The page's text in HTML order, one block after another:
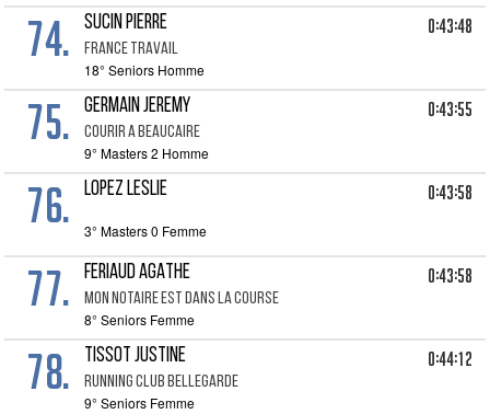
74. SUCIN PIERRE
FRANCE TRAVAIL
0:43:48
18° Seniors Homme
75. GERMAIN JEREMY
COURIR A BEAUCAIRE
0:43:55
9° Masters 2 Homme
76. LOPEZ LESLIE 0:43:58
3° Masters 0 Femme
77. FERIAUD AGATHE
MON NOTAIRE EST DANS LA COURSE
0:43:58
8° Seniors Femme
78. TISSOT JUSTINE
RUNNING CLUB BELLEGARDE
0:44:12
9° Seniors Femme